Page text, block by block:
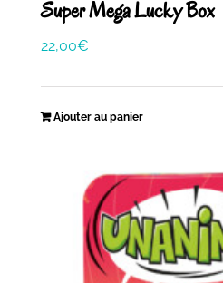
Super Mega Lucky Box
22,00€
Ajouter au panier